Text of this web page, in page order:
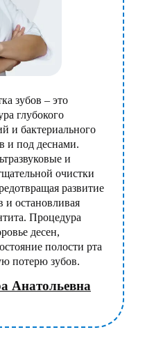
зубов – это
глубокого
и бактериального
и под деснами.
и
очистки
развитие
и остановливая
Процедура
десен,
полости рта
потерю зубов.
Анатольевна